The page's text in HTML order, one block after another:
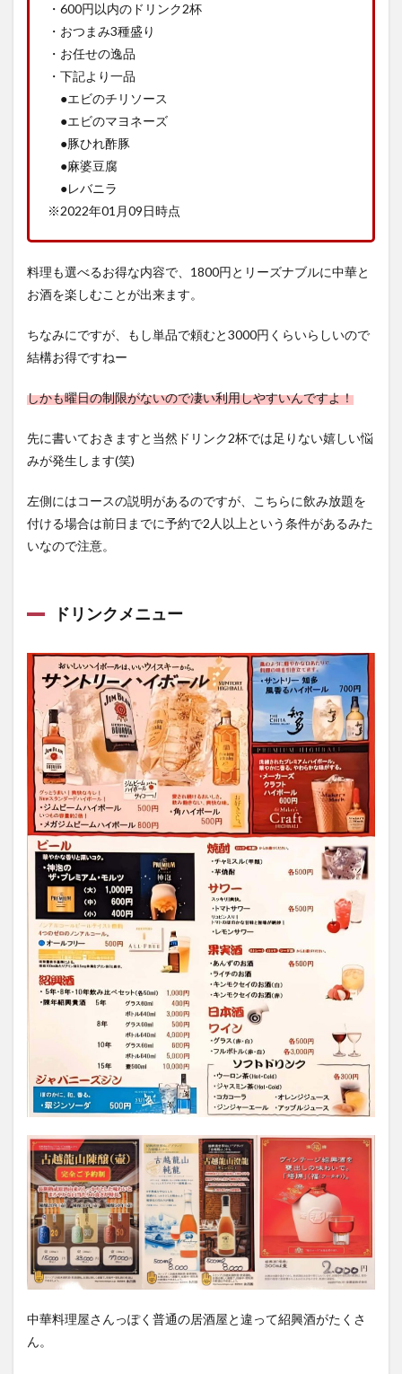
・600円以内のドリンク2杯
・おつまみ3種盛り
・お任せの逸品
・下記より一品
●エビのチリソース
●エビのマヨネーズ
●豚ひれ酢豚
●麻婆豆腐
●レバニラ
※2022年01月09日時点
料理も選べるお得な内容で、1800円とリーズナブルに中華と
お酒を楽しむことが出来ます。
ちなみにですが、もし単品で頼むと3000円くらいらしいので
結構お得ですねー
しかも曜日の制限がないので凄い利用しやすいんですよ！
先に書いておきますと当然ドリンク2杯では足りない嬉しい悩
みが発生します(笑)
左側にはコースの説明があるのですが、こちらに飲み放題を
付ける場合は前日までに予約で2人以上という条件があるみた
いなので注意。
ドリンクメニュー
中華料理屋さんっぽく普通の居酒屋と違って紹興酒がたくさ
ん。